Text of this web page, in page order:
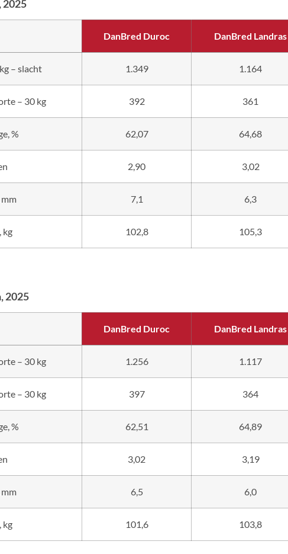
2025
DanBred Duroc DanBred Landras
– slacht 1.349 1.164
– 30 kg 392 361
% 62,07 64,68
2,90 3,02
7,1 6,3
kg 102,8 105,3
2025
DanBred Duroc DanBred Landras
– 30 kg 1.256 1.117
– 30 kg 397 364
% 62,51 64,89
3,02 3,19
6,5 6,0
kg 101,6 103,8